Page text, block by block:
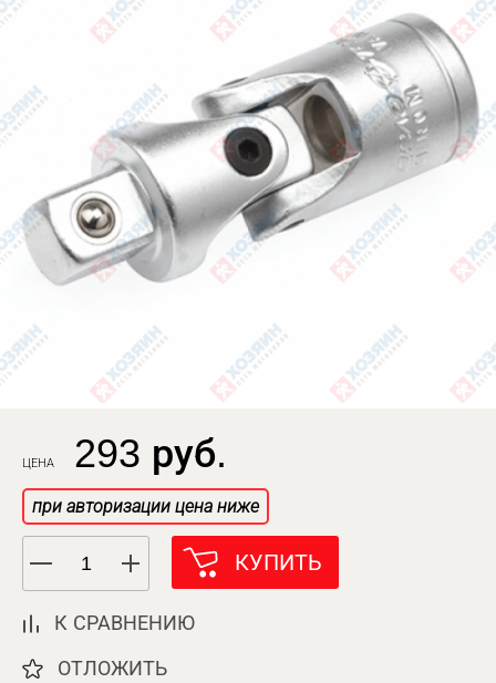
ЦЕНА 293 руб.
при авторизации цена ниже
КУПИТЬ
К СРАВНЕНИЮ
ОТЛОЖИТЬ